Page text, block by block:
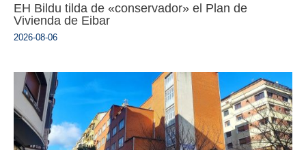
EH Bildu tilda de «conservador» el Plan de
Vivienda de Eibar
2026-08-06